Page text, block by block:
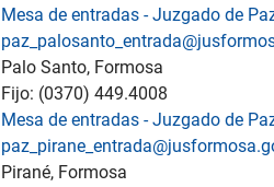
Mesa de entradas - Juzgado de
Palo Santo, Formosa
Fijo: (0370) 449.4008
Mesa de entradas - Juzgado de
Pirané, Formosa